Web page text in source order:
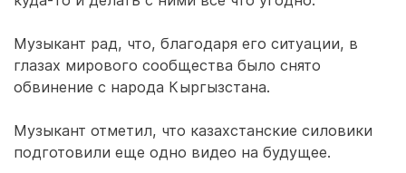
Музыкант рад, что, благодаря его ситуации, в
глазах мирового сообщества было снято
обвинение с народа Кыргызстана.
Музыкант отметил, что казахстанские силовики
подготовили еще одно видео на будущее.